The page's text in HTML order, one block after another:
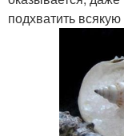
подхватить всякую